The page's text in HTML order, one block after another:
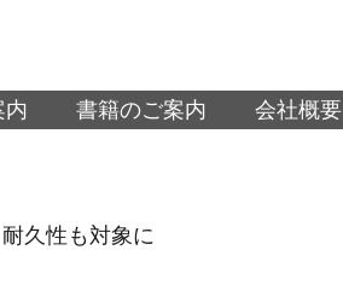
内 書籍のご案内 会社概要
久性も対象に